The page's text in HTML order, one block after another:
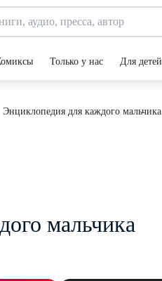
Только у нас Для детей
Энциклопедия для каждого мальчика
мальчика